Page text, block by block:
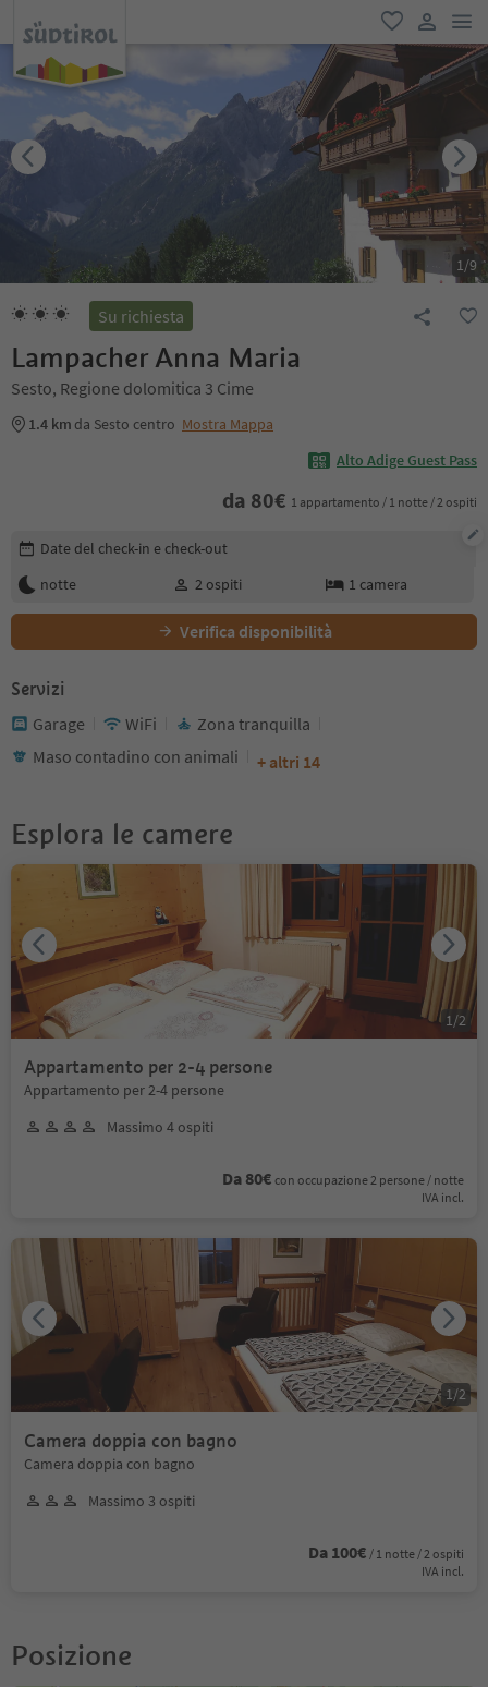
favoriti
user link
1/9
Su richiesta
Lampacher Anna Maria
Sesto, Regione dolomitica 3 Cime
1.4 km da Sesto centro Mostra Mappa
Alto Adige Guest Pass
da 80€ 1 appartamento / 1 notte / 2 ospiti
Modifica i dettagli della prenotazione
Date del check-in e check-out
notte
2 ospiti 1 camera
Verifica disponibilità
Servizi
Garage WiFi
Zona tranquilla
Maso contadino con animali
+ altri 14
Esplora le camere
Appartamento per 2-4 persone
Appartamento per 2-4 persone
Massimo 4 ospiti
Da 80€ con occupazione 2 persone / notte
IVA incl.
1 /2
Camera doppia con bagno
Camera doppia con bagno
Massimo 3 ospiti
Da 100€ / 1 notte / 2 ospiti
IVA incl.
1 /2
Posizione